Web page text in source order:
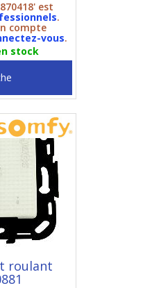
est
.
compte
vous.
stock
roulant